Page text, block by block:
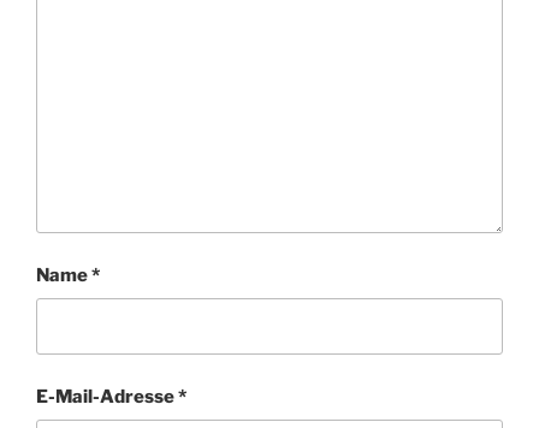
Name*
E-Mail-Adresse*